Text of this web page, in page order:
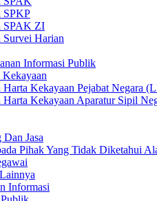
SPKP
SPAK ZI
Survei Harian
Informasi Publik
Harta Kekayaan Pejabat Negara
Harta Kekayaan Aparatur Sipil
Jasa
Pihak Yang Tidak Diketahui
Informasi